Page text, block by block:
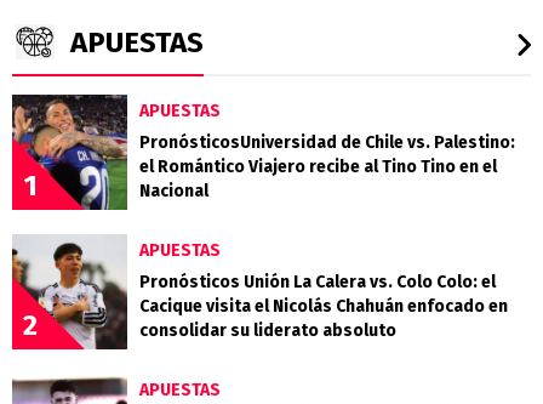
APUESTAS
1
APUESTAS
PronósticosUniversidad de Chile vs. Palestino:
el Romántico Viajero recibe al Tino Tino en el
Nacional
2
APUESTAS
Pronósticos Unión La Calera vs. Colo Colo: el
Cacique visita el Nicolás Chahuán enfocado en
consolidar su liderato absoluto
APUESTAS